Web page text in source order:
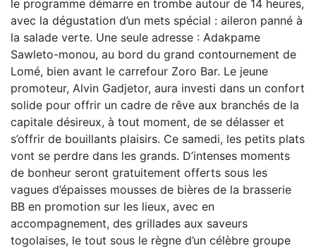
le programme démarre en trombe autour de 14 heures,
avec la dégustation d’un mets spécial : aileron panné à
la salade verte. Une seule adresse : Adakpame
Sawleto-monou, au bord du grand contournement de
Lomé, bien avant le carrefour Zoro Bar. Le jeune
promoteur, Alvin Gadjetor, aura investi dans un confort
solide pour offrir un cadre de rêve aux branchés de la
capitale désireux, à tout moment, de se délasser et
s’offrir de bouillants plaisirs. Ce samedi, les petits plats
vont se perdre dans les grands. D’intenses moments
de bonheur seront gratuitement offerts sous les
vagues d’épaisses mousses de bières de la brasserie
BB en promotion sur les lieux, avec en
accompagnement, des grillades aux saveurs
togolaises, le tout sous le règne d’un célèbre groupe